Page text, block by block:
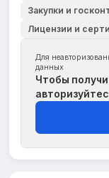
Закупки и
Лицензии и
Для
данных
Чтобы